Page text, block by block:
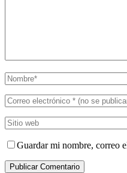
Guardar mi nombre, correo